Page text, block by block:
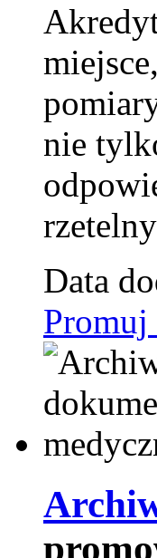
nie
Data